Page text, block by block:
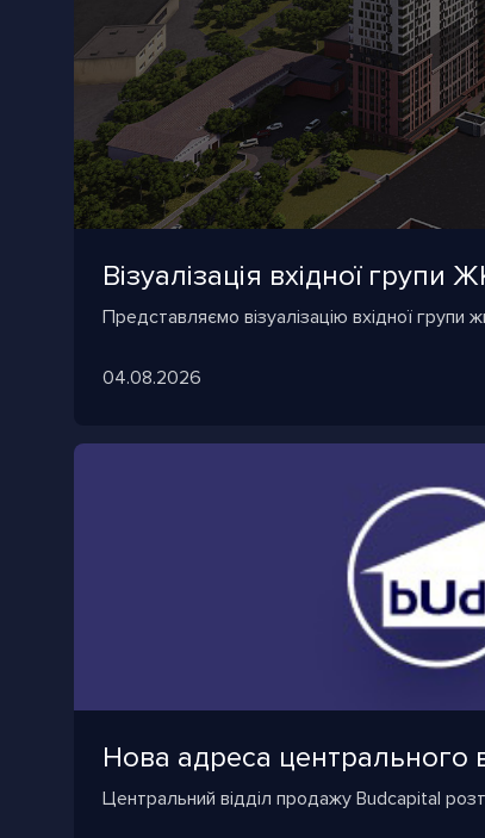
Візуалізація вхідної групи
Представляємо візуалізацію вхідної
04.08.2026
Нова адреса центрального
Центральний відділ продажу Budcapital